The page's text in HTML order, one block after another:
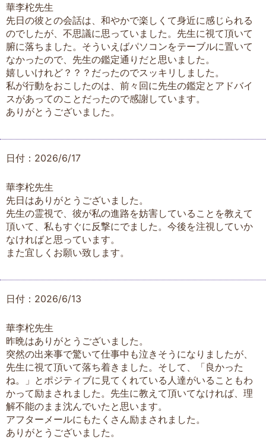
華李柁先生
先日の彼との会話は、和やかで楽しくて身近に感じられる
のでしたが、不思議に思っていました。先生に視て頂いて
腑に落ちました。そういえばパソコンをテーブルに置いて
なかったので、先生の鑑定通りだと思いました。
嬉しいけれど？？？だったのでスッキリしました。
私が行動をおこしたのは、前々回に先生の鑑定とアドバイ
スがあってのことだったので感謝しています。
ありがとうございました。
日付：2026/6/17
華李柁先生
先日はありがとうございました。
先生の霊視で、彼が私の進路を妨害していることを教えて
頂いて、私もすぐに反撃にでました。今後を注視していか
なければと思っています。
また宜しくお願い致します。
日付：2026/6/13
華李柁先生
昨晩はありがとうございました。
突然の出来事で驚いて仕事中も泣きそうになりましたが、
先生に視て頂いて落ち着きました。そして、「良かった
ね。」とポジティブに見てくれている人達がいることもわ
かって励まされました。先生に教えて頂いてなければ、理
解不能のまま沈んでいたと思います。
アフターメールにもたくさん励まされました。
ありがとうございました。